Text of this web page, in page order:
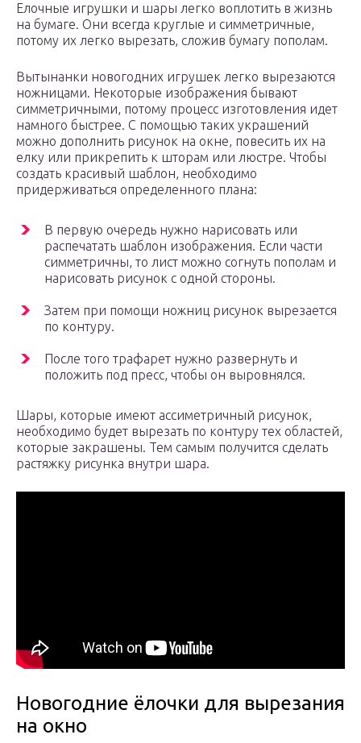
Елочные игрушки и шары легко воплотить в жизнь
на бумаге. Они всегда круглые и симметричные,
потому их легко вырезать, сложив бумагу пополам.
Вытынанки новогодних игрушек легко вырезаются
ножницами. Некоторые изображения бывают
симметричными, потому процесс изготовления идет
намного быстрее. С помощью таких украшений
можно дополнить рисунок на окне, повесить их на
елку или прикрепить к шторам или люстре. Чтобы
создать красивый шаблон, необходимо
придерживаться определенного плана:
В первую очередь нужно нарисовать или
распечатать шаблон изображения. Если части
симметричны, то лист можно согнуть пополам и
нарисовать рисунок с одной стороны.
Затем при помощи ножниц рисунок вырезается
по контуру.
После того трафарет нужно развернуть и
положить под пресс, чтобы он выровнялся.
Шары, которые имеют ассиметричный рисунок,
необходимо будет вырезать по контуру тех областей,
которые закрашены. Тем самым получится сделать
растяжку рисунка внутри шара.
Новогодние ёлочки для вырезания
на окно